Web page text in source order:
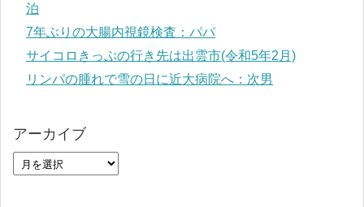
泊
7年ぶりの大腸内視鏡検査：パパ
サイコロきっぷの行き先は出雲市(令和5年2月)
リンパの腫れで雪の日に近大病院へ：次男
アーカイブ